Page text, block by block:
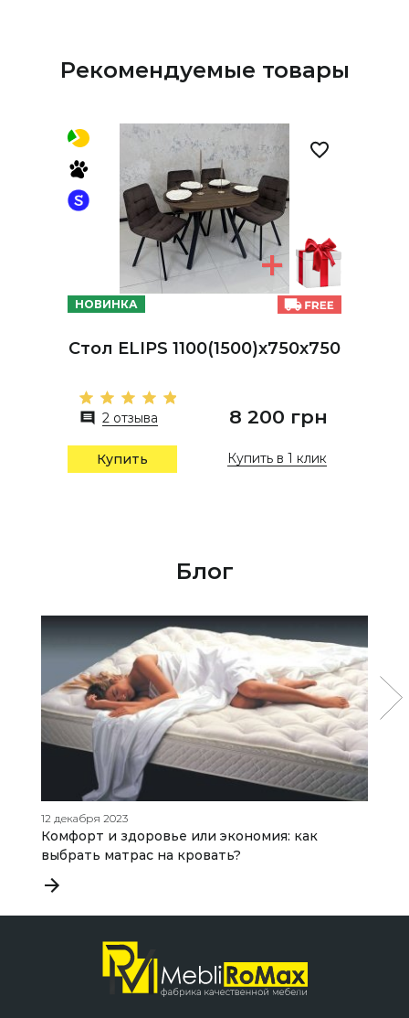
Рекомендуемые товары
НОВИНКА
Стол ELIPS 1100(1500)x750x750
2 отзыва 8 200 грн
Купить Купить в 1 клик
Блог
12 декабря 2023
Комфорт и здоровье или экономия: как
выбрать матрас на кровать?